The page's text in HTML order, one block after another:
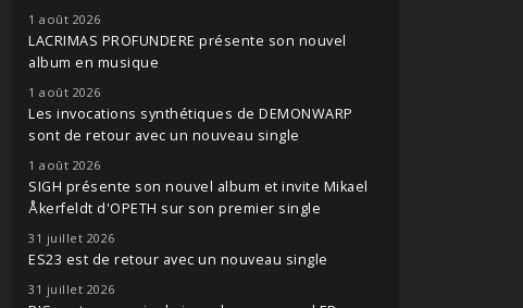
1 août 2026
LACRIMAS PROFUNDERE présente son nouvel
album en musique
1 août 2026
Les invocations synthétiques de DEMONWARP
sont de retour avec un nouveau single
1 août 2026
SIGH présente son nouvel album et invite Mikael
Åkerfeldt d'OPETH sur son premier single
31 juillet 2026
ES23 est de retour avec un nouveau single
31 juillet 2026